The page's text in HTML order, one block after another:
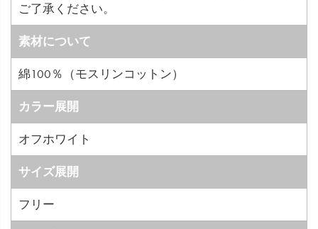
ご了承ください。
素材について
綿100％（モスリンコットン）
カラー展開
オフホワイト
サイズ展開
フリー